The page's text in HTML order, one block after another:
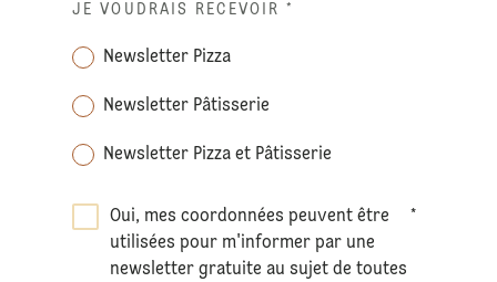
JE VOUDRAIS RECEVOIR *
Newsletter Pizza
Newsletter Pâtisserie
Newsletter Pizza et Pâtisserie
Oui, mes coordonnées peuvent être
utilisées pour m'informer par une
newsletter gratuite au sujet de toutes
*